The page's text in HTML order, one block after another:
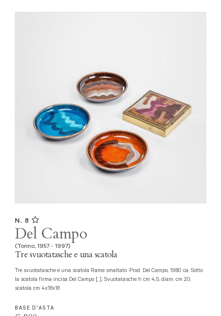
N. 8
Del Campo
(Torino, 1957 - 1997)
Tre svuotatasche e una scatola
Tre svuotatasche e una scatola Rame smaltato. Prod. Del Campo, 1980 ca. Sotto
la scatola firma incisa Del Campo [..], Svuotatasche h cm 4,5, diam. cm 20;
scatola cm 4x18x18
BASE D'ASTA